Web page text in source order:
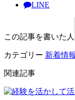
LINE
この記事を書いた人
カテゴリー 新着情報
関連記事